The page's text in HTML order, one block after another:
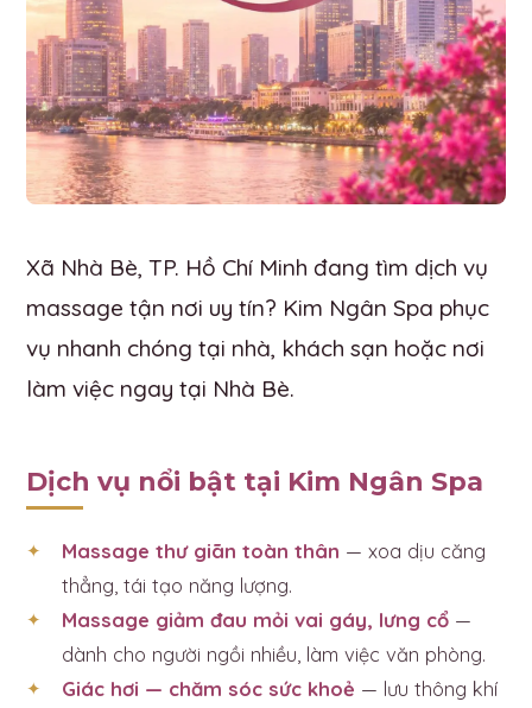
Xã Nhà Bè, TP. Hồ Chí Minh đang tìm dịch vụ
massage tận nơi uy tín? Kim Ngân Spa phục
vụ nhanh chóng tại nhà, khách sạn hoặc nơi
làm việc ngay tại Nhà Bè.
Dịch vụ nổi bật tại Kim Ngân Spa
Massage thư giãn toàn thân — xoa dịu căng
thẳng, tái tạo năng lượng.
Massage giảm đau mỏi vai gáy, lưng cổ —
dành cho người ngồi nhiều, làm việc văn phòng.
Giác hơi — chăm sóc sức khoẻ — lưu thông khí